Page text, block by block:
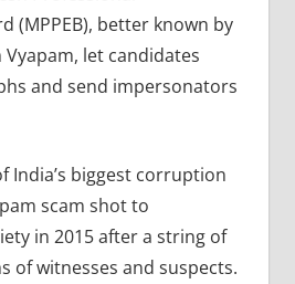
(MPPEB), better known by
let candidates
and send impersonators
India’s biggest corruption
scam shot to
in 2015 after a string of
of witnesses and suspects.